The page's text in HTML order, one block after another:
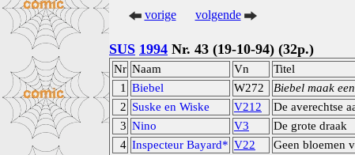
vorige volgende
SUS 1994 Nr. 43 (19-10-94) (32p.)
Nr Naam Vn Titel
1
Biebel W272 Biebel maak
2 Suske en Wiske V212 De averechtse
3 Nino V3 De grote draak
4 Inspecteur Bayard* V22 Geen bloemen